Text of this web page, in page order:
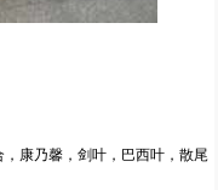
康乃馨，剑叶，巴西叶，散尾